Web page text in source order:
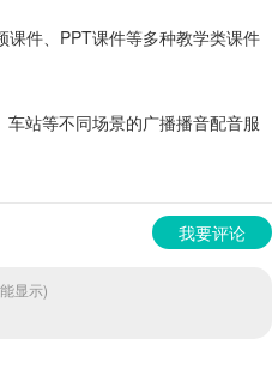
件、PPT课件等多种教学类课件
站等不同场景的广播播音配音服
我要评论
显示)